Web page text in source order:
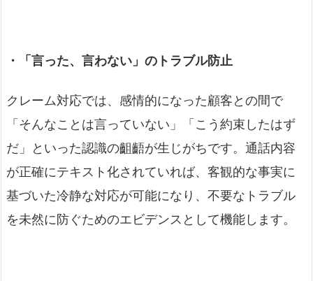
・「言った、言わない」のトラブル防止
クレーム対応では、感情的になった顧客との間で
「そんなことは言っていない」「こう約束したはず
だ」といった認識の齟齬が生じがちです。通話内容
が正確にテキスト化されていれば、客観的な事実に
基づいた冷静な対応が可能になり、不要なトラブル
を未然に防ぐためのエビデンスとして機能します。